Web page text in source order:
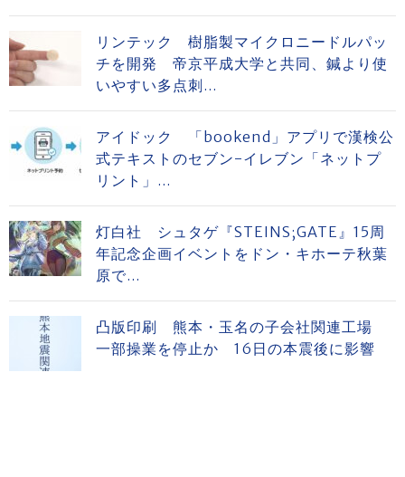
リンテック 樹脂製マイクロニードルパッ
チを開発 帝京平成大学と共同、鍼より使
いやすい多点刺...
アイドック 「bookend」アプリで漢検公
式テキストのセブン-イレブン「ネットプ
リント」...
灯白社 シュタゲ『STEINS;GATE』15周
年記念企画イベントをドン・キホーテ秋葉
原で...
凸版印刷 熊本・玉名の子会社関連工場
一部操業を停止か 16日の本震後に影響